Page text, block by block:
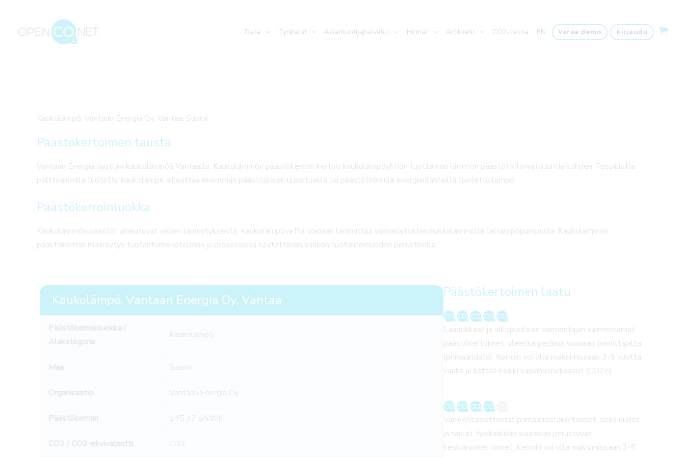
sisältöön
Data Työkalut Asiantuntijapalvelut Hinnat Artikkelit CO2-tietoa EN Varaa demo Kirjaudu
Kaukolämpö, Vantaan Energia Oy, Vantaa, Suomi
Päästökertoimen tausta
Vantaan Energia tuottaa kaukolämpöä Vantaalla. Kaukolämmön päästökerroin kertoo kaukolämpöyhtiön tuottaman lämmön päästöt kilowattituntia kohden. Fossiilisilla
polttoaineilla tuotettu kaukolämpö aiheuttaa enemmän päästöjä kuin uusiutuvilla tai päästöttömillä energianlähteillä tuotettu lämpö.
Päästökerroinluokka
Kaukolämmön päästöt aiheutuvat veden lämmityksestä. Kaukolämpövettä voidaan lämmittää voimalaitosten hukkalämmöllä tai lämpöpumpuilla. Kaukolämmön
päästökerroin määräytyy tuotantomenetelmän ja prosessissa käytettävän sähkön tuotantomuodon perusteella.
Kaukolämpö, Vantaan Energia Oy, Vantaa
Päästökerroinluokka /
Alakategoria
Kaukolämpö
Maa Suomi
Organisaatio Vantaan Energia Oy
Päästökerroin 145,43 g/kWh
CO2 / CO2-ekvivalentti CO2
Päästökertoimen laatu
Laadukkaat ja ulkopuolisen varmentajan varmentamat
päästökertoimet, yleensä peräisin suoraan toimittajalta
(primääridata). Kerroin voi olla maksimissaan 3-5 vuotta
vanha ja kattaa kaikki kasvihuonekaasut (CO2e).
Varmentamattomat primääridatakertoimet, sekä uudet
ja tarkat, fysikaalisiin suureisiin perustuvat
keskiarvokertoimet. Kerroin voi olla maksimissaan 3-5